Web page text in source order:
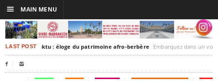
LAST POSTTimbuktu : éloge du patrimoine afro-berbère Embarquez dans un voyage culturel dans le
 
☰ MAIN MENU